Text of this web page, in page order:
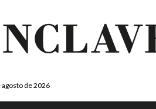
agosto de 2026